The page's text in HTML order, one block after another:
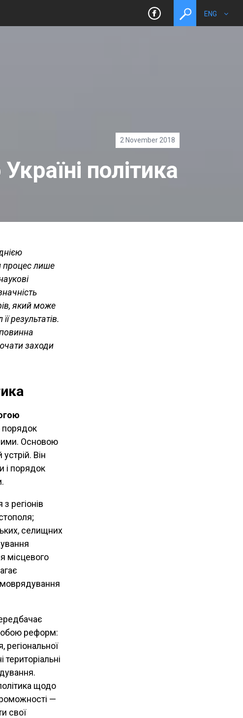
toggle
ENG
2 November 2018
політика
процес лише
який може
результатів.
заходи
порядок
Основою
Він
і порядок
регіонів
селищних
місцевого
реформ:
регіональної
щодо
—
свої